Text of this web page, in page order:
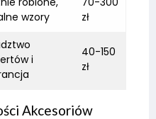
wzory
zł
i
40-150
zł
Akcesoriów